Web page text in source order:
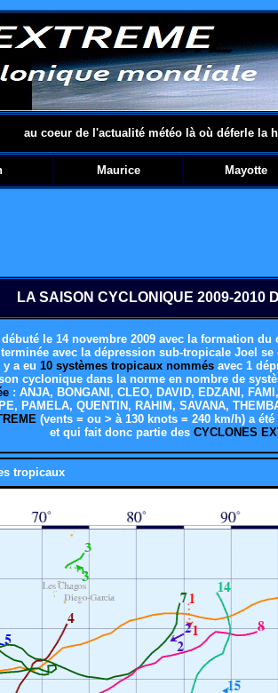
au coeur de l'actualité météo là où déferle la
Maurice Mayotte
LA SAISON CYCLONIQUE 2009-2010
le 14 novembre 2009 avec la formation
avec la dépression sub-tropicale Joel
Il y a eu 10 systèmes tropicaux nommés avec 1
cyclonique dans la norme en nombre de
: ANJA, BONGANI, CLEO, DAVID, EDZANI,
PAMELA, QUENTIN, RAHIM, SAVANA,
(vents = ou > à 130 knots = 240 km/h) a été
et qui fait donc partie des CYCLONES
tropicaux